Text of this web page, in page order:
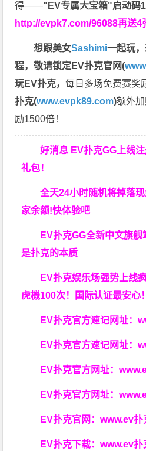
得——"EV专属大宝箱"启动码
http://evpk7.com/96088再送4
想跟美女Sashimi一起玩，
程，敬请锁定EV扑克官网(
玩EV扑克，每日多场免费赛奖
扑克(www.evpk89.com)额外
励1500倍！
好消息 EV扑克GG上线
礼包！
全天24小时随机将掉落
家余额!快体验吧
EV扑克GG全新中文旗舰
是扑克的本质
EV扑克娱乐场强势上线
虎機100次！国际认证最安心！
EV扑克官方速记网址：
EV扑克官方速记网址：
EV扑克官方网址：
EV扑克官方网址：
EV扑克官网：www.ev
EV扑克下载：www.ev